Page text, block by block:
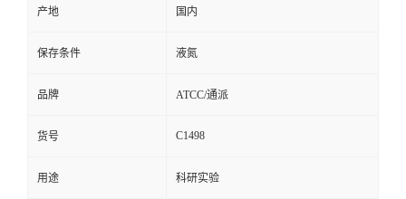
产地 国内
保存条件 液氮
品牌 ATCC/通派
货号 C1498
用途 科研实验